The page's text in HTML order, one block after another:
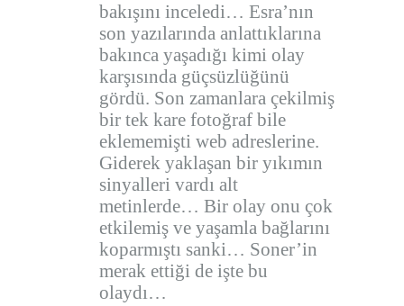
bakışını inceledi… Esra’nın
son yazılarında anlattıklarına
bakınca yaşadığı kimi olay
karşısında güçsüzlüğünü
gördü. Son zamanlara çekilmiş
bir tek kare fotoğraf bile
eklememişti web adreslerine.
Giderek yaklaşan bir yıkımın
sinyalleri vardı alt
metinlerde… Bir olay onu çok
etkilemiş ve yaşamla bağlarını
koparmıştı sanki… Soner’in
merak ettiği de işte bu
olaydı…